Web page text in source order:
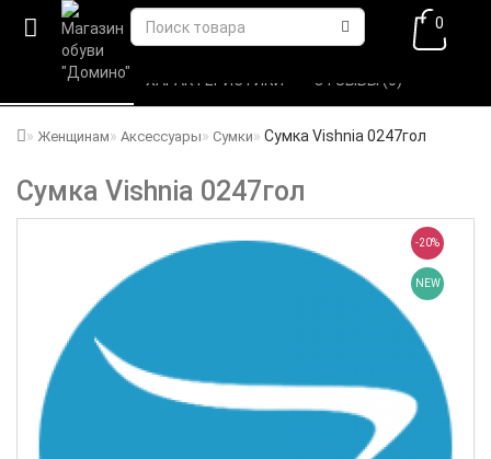
0
Женщинам Аксессуары Сумки Сумка Vishnia 0247гол
Сумка Vishnia 0247гол
ВСЕ О ТОВАРЕ ХАРАКТЕРИСТИКИ ОТЗЫВЫ (0)
-20%
NEW